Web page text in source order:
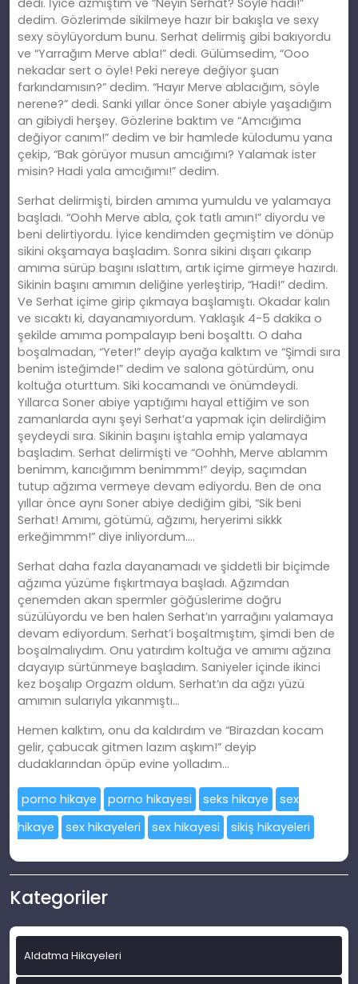
dedi. İyice azmıştım ve “Neyin Serhat? Söyle hadi!”
dedim. Gözlerimde sikilmeye hazır bir bakışla ve sexy
sexy söylüyordum bunu. Serhat delirmiş gibi bakıyordu
ve “Yarrağım Merve abla!” dedi. Gülümsedim, “Ooo
nekadar sert o öyle! Peki nereye değiyor şuan
farkındamısın?” dedim. “Hayır Merve ablacığım, söyle
nerene?” dedi. Sanki yıllar önce Soner abiyle yaşadığım
an gibiydi herşey. Gözlerine baktım ve “Amcığıma
değiyor canım!” dedim ve bir hamlede külodumu yana
çekip, “Bak görüyor musun amcığımı? Yalamak ister
misin? Hadi yala amcığımı!” dedim.
Serhat delirmişti, birden amıma yumuldu ve yalamaya
başladı. “Oohh Merve abla, çok tatlı amın!” diyordu ve
beni delirtiyordu. İyice kendimden geçmiştim ve dönüp
sikini okşamaya başladım. Sonra sikini dışarı çıkarıp
amıma sürüp başını ıslattım, artık içime girmeye hazırdı.
Sikinin başını amımın deliğine yerleştirip, “Hadi!” dedim.
Ve Serhat içime girip çıkmaya başlamıştı. Okadar kalın
ve sıcaktı ki, dayanamıyordum. Yaklaşık 4-5 dakika o
şekilde amıma pompalayıp beni boşalttı. O daha
boşalmadan, “Yeter!” deyip ayağa kalktım ve “Şimdi sıra
benim isteğimde!” dedim ve salona götürdüm, onu
koltuğa oturttum. Siki kocamandı ve önümdeydi.
Yıllarca Soner abiye yaptığımı hayal ettiğim ve son
zamanlarda aynı şeyi Serhat’a yapmak için delirdiğim
şeydeydi sıra. Sikinin başını iştahla emip yalamaya
başladım. Serhat delirmişti ve “Oohhh, Merve ablamm
benimm, karıcığımm benimmm!” deyip, saçımdan
tutup ağzıma vermeye devam ediyordu. Ben de ona
yıllar önce aynı Soner abiye dediğim gibi, “Sik beni
Serhat! Amımı, götümü, ağzımı, heryerimi sikkk
erkeğimmm!” diye inliyordum….
Serhat daha fazla dayanamadı ve şiddetli bir biçimde
ağzıma yüzüme fışkırtmaya başladı. Ağzımdan
çenemden akan spermler göğüslerime doğru
süzülüyordu ve ben halen Serhat’ın yarrağını yalamaya
devam ediyordum. Serhat’i boşaltmıştım, şimdi ben de
boşalmalıydım. Onu yatırdım koltuğa ve amımı ağzına
dayayıp sürtünmeye başladım. Saniyeler içinde ikinci
kez boşalıp Orgazm oldum. Serhat’ın da ağzı yüzü
amımın sularıyla yıkanmıştı…
Hemen kalktım, onu da kaldırdım ve “Birazdan kocam
gelir, çabucak gitmen lazım aşkım!” deyip
dudaklarından öpüp evine yolladım…
porno hikaye porno hikayesi seks hikaye
sex
hikaye
sex hikayeleri sex hikayesi sikiş hikayeleri
Kategoriler
Aldatma Hikayeleri